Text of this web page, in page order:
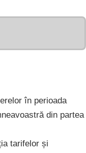
în perioada
din partea
tarifelor și